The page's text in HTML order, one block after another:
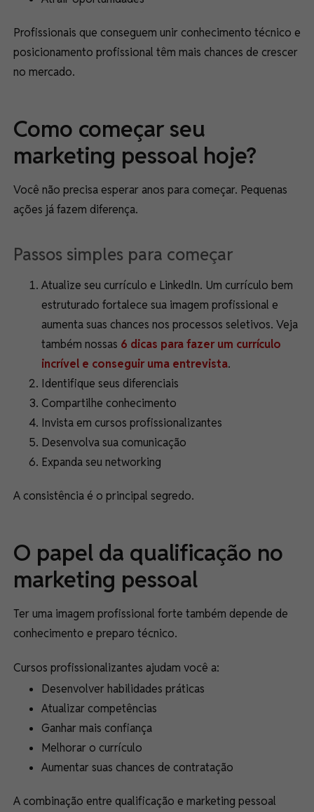
Profissionais que conseguem unir conhecimento técnico e
posicionamento profissional têm mais chances de crescer
no mercado.
Como começar seu
marketing pessoal hoje?
Você não precisa esperar anos para começar. Pequenas
ações já fazem diferença.
Passos simples para começar
Atualize seu currículo e LinkedIn. Um currículo bem
estruturado fortalece sua imagem profissional e
aumenta suas chances nos processos seletivos. Veja
também nossas 6 dicas para fazer um currículo
incrível e conseguir uma entrevista.
Identifique seus diferenciais
Compartilhe conhecimento
Invista em cursos profissionalizantes
Desenvolva sua comunicação
Expanda seu networking
A consistência é o principal segredo.
O papel da qualificação no
marketing pessoal
Ter uma imagem profissional forte também depende de
conhecimento e preparo técnico.
Cursos profissionalizantes ajudam você a:
Desenvolver habilidades práticas
Atualizar competências
Ganhar mais confiança
Melhorar o currículo
Aumentar suas chances de contratação
A combinação entre qualificação e marketing pessoal